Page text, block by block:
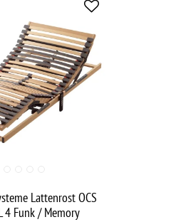
Lattenrost OCS
4 Funk / Memory